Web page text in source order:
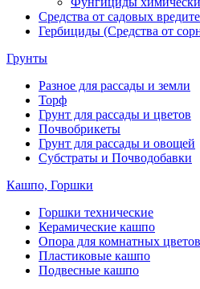
Средства от садовых
Гербициды (Средства от
Грунты
Разное для рассады и земли
Торф
Грунт для рассады и цветов
Почвобрикеты
Грунт для рассады и овощей
Субстраты и Почводобавки
Кашпо, Горшки
Горшки технические
Керамические кашпо
Опора для комнатных цветов
Пластиковые кашпо
Подвесные кашпо